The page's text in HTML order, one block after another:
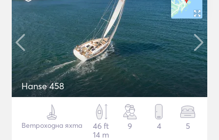
Hanse 458
Ветроходна яхта
46 ft
14 m
9 4 5